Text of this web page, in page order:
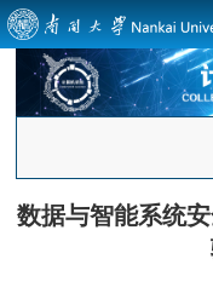
数据与智能系统